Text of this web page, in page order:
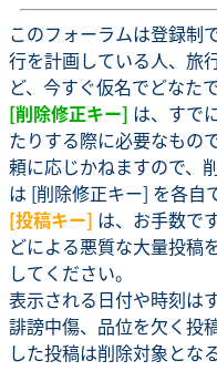
このフォーラムは登録制
行を計画している人、旅
ど、今すぐ仮名でどなた
[削除修正キー] は、すで
たりする際に必要なもの
頼に応じかねますので、
は [削除修正キー] を各自
[投稿キー] は、お手数で
どによる悪質な大量投稿
してください。
表示される日付や時刻は
誹謗中傷、品位を欠く投
した投稿は削除対象とな